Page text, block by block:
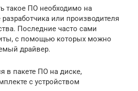
такое ПО необходимо на
или производителя
Последние часто сами
с помощью которых можно
драйвер.
в пакете ПО на диске,
с устройством